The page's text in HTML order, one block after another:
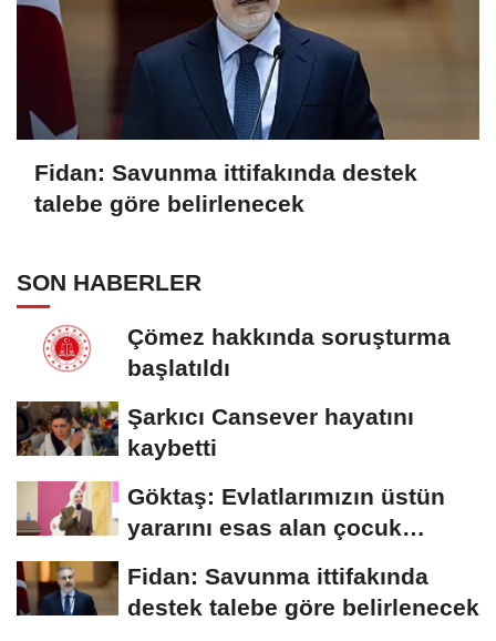
Fidan: Savunma ittifakında destek
talebe göre belirlenecek
SON HABERLER
Çömez hakkında soruşturma
başlatıldı
Şarkıcı Cansever hayatını
kaybetti
Göktaş: Evlatlarımızın üstün
yararını esas alan çocuk
Fidan: Savunma ittifakında
destek talebe göre belirlenecek